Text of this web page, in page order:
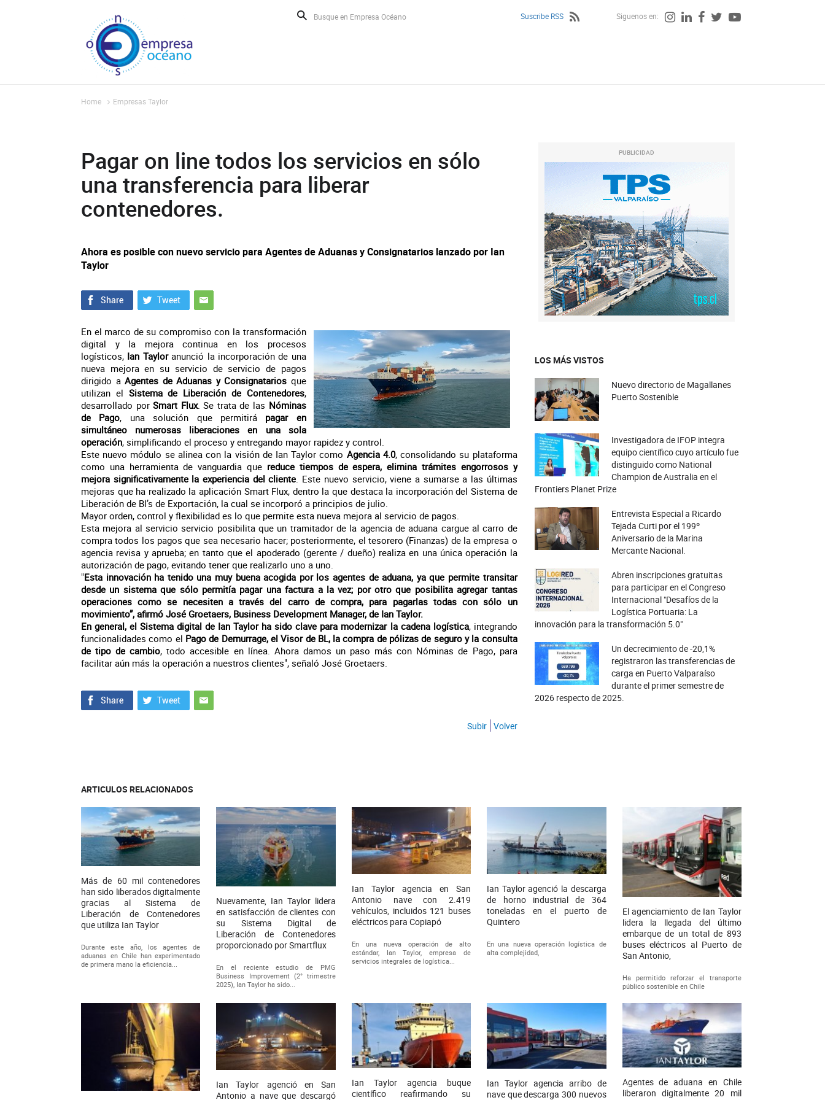
Suscribe RSS Siguenos en:
Home Empresas Taylor
Pagar on line todos los servicios en sólo
una transferencia para liberar
contenedores.
Ahora es posible con nuevo servicio para Agentes de Aduanas y Consignatarios lanzado por Ian
Taylor
En el marco de su compromiso con la transformación
digital y la mejora continua en los procesos
logísticos, Ian Tayloranunció la incorporación de una
nueva mejora en su servicio de servicio de pagos
dirigido aAgentes de Aduanas y Consignatarios que
utilizan el Sistema de Liberación de Contenedores,
desarrollado porSmart Flux. Se trata de las Nóminas
de Pago, una solución que permitirá pagar en
simultáneo numerosas liberaciones en una sola
operación, simplificando el proceso y entregando mayor rapidez y control.
Este nuevo módulo se alinea con la visión de Ian Taylor como Agencia 4.0, consolidando su plataforma
como una herramienta de vanguardia que reduce tiempos de espera, elimina trámites engorrosos y
mejora significativamente la experiencia del cliente. Este nuevo servicio, viene a sumarse a las últimas
mejoras que ha realizado la aplicación Smart Flux, dentro la que destaca la incorporación del Sistema de
Liberación de Bl’s de Exportación, la cual se incorporó a principios de julio.
Mayor orden, control y flexibilidad es lo que permite esta nueva mejora al servicio de pagos.
Esta mejora al servicio servicio posibilita que un tramitador de la agencia de aduana cargue al carro de
compra todos los pagos que sea necesario hacer; posteriormente, el tesorero (Finanzas) de la empresa o
agencia revisa y aprueba; en tanto que el apoderado (gerente / dueño) realiza en una única operación la
autorización de pago, evitando tener que realizarlo uno a uno.
"Esta innovación ha tenido una muy buena acogida por los agentes de aduana, ya que permite transitar
desde un sistema que sólo permitía pagar una factura a la vez; por otro que posibilita agregar tantas
operaciones como se necesiten a través del carro de compra, para pagarlas todas con sólo un
movimiento”, afirmó José Groetaers, Business Development Manager, de Ian Taylor.
En general, el Sistema digital de Ian Taylor ha sido clave para modernizar la cadena logística, integrando
funcionalidades como el Pago de Demurrage, el Visor de BL, la compra de pólizas de seguro y la consulta
de tipo de cambio, todo accesible en línea. Ahora damos un paso más con Nóminas de Pago, para
facilitar aún más la operación a nuestros clientes", señaló José Groetaers.
Subir Volver
PUBLICIDAD
LOS MÁS VISTOS
Nuevo directorio de Magallanes
Puerto Sostenible
Investigadora de IFOP integra
equipo científico cuyo artículo fue
distinguido como National
Champion de Australia en el
Frontiers Planet Prize
Entrevista Especial a Ricardo
Tejada Curti por el 199º
Aniversario de la Marina
Mercante Nacional.
Abren inscripciones gratuitas
para participar en el Congreso
Internacional "Desafíos de la
Logística Portuaria: La
innovación para la transformación 5.0"
Un decrecimiento de -20,1%
registraron las transferencias de
carga en Puerto Valparaíso
durante el primer semestre de
2026 respecto de 2025.
ARTICULOS RELACIONADOS
Más de 60 mil contenedores
han sido liberados digitalmente
gracias al Sistema de
Liberación de Contenedores
que utiliza Ian Taylor
Durante este año, los agentes de
aduanas en Chile han experimentado
de primera mano la eficiencia...
Nuevamente, Ian Taylor lidera
en satisfacción de clientes con
su Sistema Digital de
Liberación de Contenedores
proporcionado por Smartflux
En el reciente estudio de PMG
Business Improvement (2° trimestre
2025), Ian Taylor ha sido...
Ian Taylor agencia en San
Antonio nave con 2.419
vehículos, incluidos 121 buses
eléctricos para Copiapó
En una nueva operación de alto
estándar, Ian Taylor, empresa de
servicios integrales de logística...
Ian Taylor agenció la descarga
de horno industrial de 364
toneladas en el puerto de
Quintero
En una nueva operación logística de
alta complejidad,
El agenciamiento de Ian Taylor
lidera la llegada del último
embarque de un total de 893
buses eléctricos al Puerto de
San Antonio,
Ha permitido reforzar el transporte
público sostenible en Chile
Ian Taylor agenció en San
Antonio a nave que descargó
Ian Taylor agencia buque
científico reafirmando su
Ian Taylor agencia arribo de
nave que descarga 300 nuevos
Agentes de aduana en Chile
liberaron digitalmente 20 mil